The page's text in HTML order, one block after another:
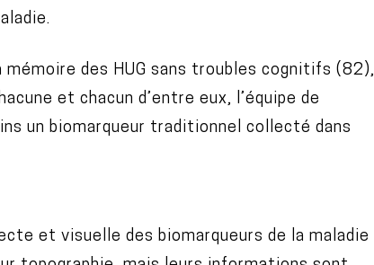
des HUG sans troubles cognitifs (82),
et chacun d’entre eux, l’équipe de
un biomarqueur traditionnel collecté dans
et visuelle des biomarqueurs de la maladie